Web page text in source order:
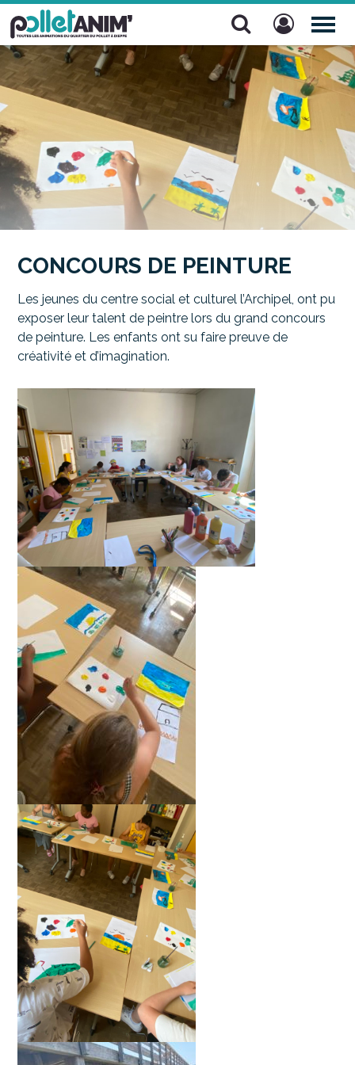
Pollet Anim'
CONCOURS DE PEINTURE
Les jeunes du centre social et culturel l’Archipel, ont pu
exposer leur talent de peintre lors du grand concours
de peinture. Les enfants ont su faire preuve de
créativité et d’imagination.